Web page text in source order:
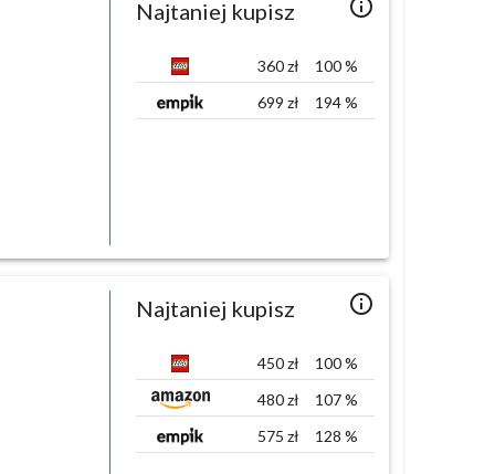
info_outlined
Najtaniej kupisz
360zł 100%
699 zł 194%
info_outlined
Najtaniej kupisz
450zł 100%
480zł 107%
575 zł 128 %